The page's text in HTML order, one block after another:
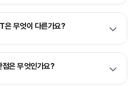
무엇이 다른가요?
은 무엇인가요?